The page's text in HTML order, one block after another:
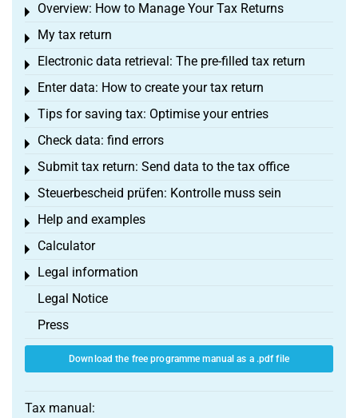
Overview: How to Manage Your Tax Returns
Toggle menu
My tax return
Toggle menu
Electronic data retrieval: The pre-filled tax return
Toggle menu
Enter data: How to create your tax return
Toggle menu
Tips for saving tax: Optimise your entries
Toggle menu
Check data: find errors
Toggle menu
Submit tax return: Send data to the tax office
Toggle menu
Steuerbescheid prüfen: Kontrolle muss sein
Toggle menu
Help and examples
Toggle menu
Calculator
Toggle menu
Legal information
Toggle menu
Legal Notice
Press
Download the free programme manual as a .pdf file
Tax manual: